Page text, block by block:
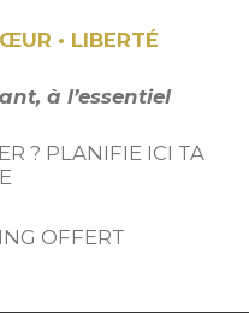
• LIBERTÉ
à l’essentiel
? PLANIFIE ICI TA
OFFERT